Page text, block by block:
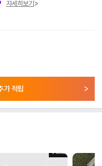
자세히보기
가 적립